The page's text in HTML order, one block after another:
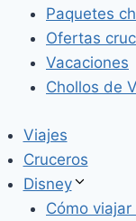
Paquetes
Ofertas
Vacaciones
Chollos de
Viajes
Cruceros
Disney
Cómo